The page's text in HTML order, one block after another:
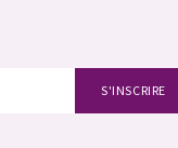
S'INSCRIRE